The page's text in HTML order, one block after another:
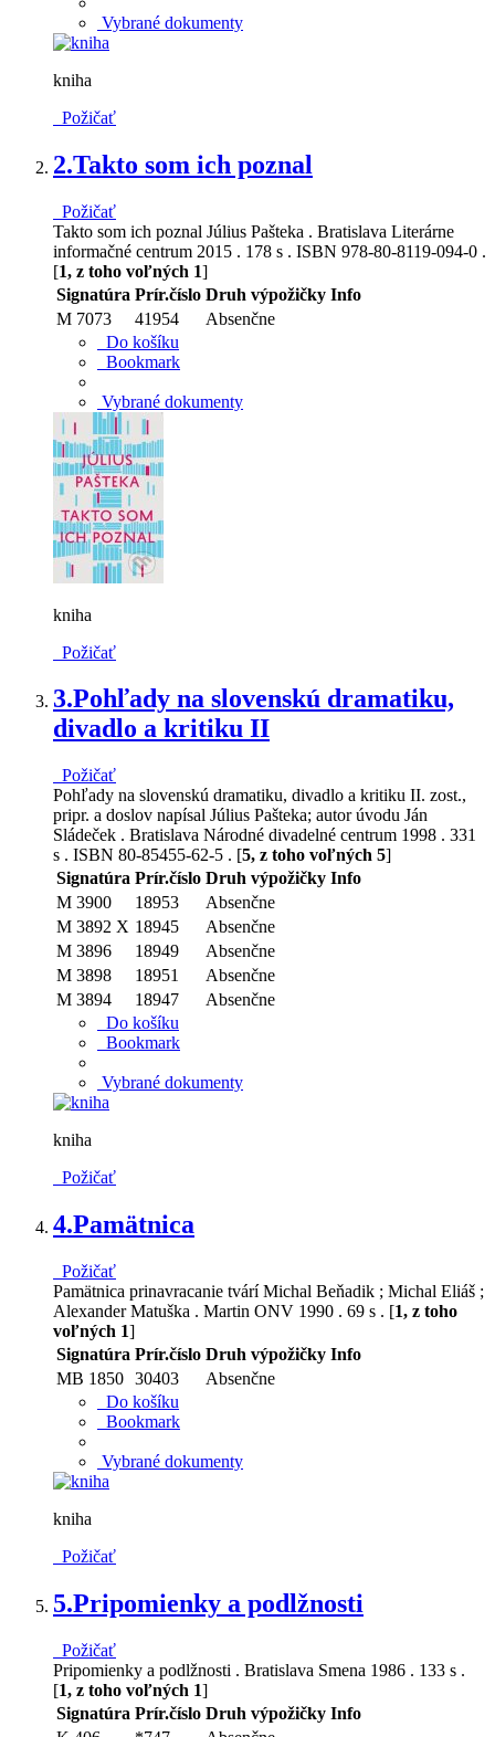
Vybrané dokumenty
kniha
Požičať
2.Takto som ich poznal
Požičať
Takto som ich poznal Július Pašteka . Bratislava Literárne
informačné centrum 2015 . 178 s . ISBN 978-80-8119-094-0 .
[1, z toho voľných 1]
Signatúra Prír.číslo Druh výpožičky Info
M 7073
41954
Absenčne
Do košíku
Bookmark
Vybrané dokumenty
kniha
Požičať
3.Pohľady na slovenskú dramatiku,
divadlo a kritiku II
Požičať
Pohľady na slovenskú dramatiku, divadlo a kritiku II. zost.,
pripr. a doslov napísal Július Pašteka; autor úvodu Ján
Sládeček . Bratislava Národné divadelné centrum 1998 . 331
s . ISBN 80-85455-62-5 . [5, z toho voľných 5]
Signatúra Prír.číslo Druh výpožičky Info
M 3900
18953
Absenčne
M 3892 X 18945
Absenčne
M 3896
18949
Absenčne
M 3898
18951
Absenčne
M 3894
18947
Absenčne
Do košíku
Bookmark
Vybrané dokumenty
kniha
Požičať
4.Pamätnica
Požičať
Pamätnica prinavracanie tvárí Michal Beňadik ; Michal Eliáš ;
Alexander Matuška . Martin ONV 1990 . 69 s . [1, z toho
voľných 1]
Signatúra Prír.číslo Druh výpožičky Info
MB 1850 30403
Absenčne
Do košíku
Bookmark
Vybrané dokumenty
kniha
Požičať
5.Pripomienky a podlžnosti
Požičať
Pripomienky a podlžnosti . Bratislava Smena 1986 . 133 s .
[1, z toho voľných 1]
Signatúra Prír.číslo Druh výpožičky Info